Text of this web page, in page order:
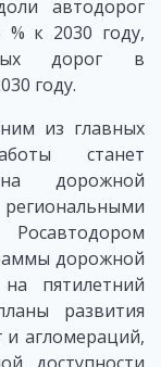
автодорог
к 2030 году,
дорог в
году.
из главных
станет
дорожной
дорожной
пятилетний
развития
и агломераций,